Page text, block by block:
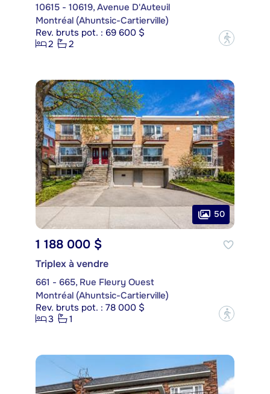
10615 - 10619, Avenue D'Auteuil
Montréal (Ahuntsic-Cartierville)
Rev. bruts pot. : 69 600 $
2
2 ?
50
1 188 000 $
Triplex à vendre
661 - 665, Rue Fleury Ouest
Montréal (Ahuntsic-Cartierville)
Rev. bruts pot. : 78 000 $
3
1 ?